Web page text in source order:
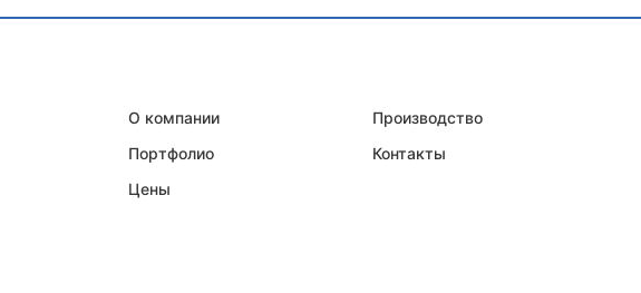
О компании
Портфолио
Цены
Производство
Контакты